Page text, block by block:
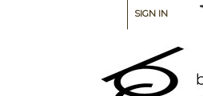
SIGN IN